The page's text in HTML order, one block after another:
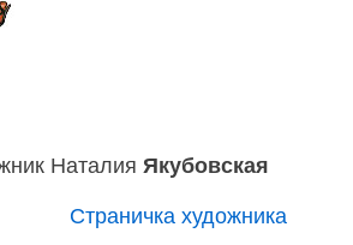
Наталия Якубовская
Страничка художника